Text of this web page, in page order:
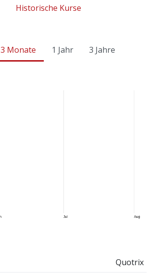
Historische Kurse
3 Monate 1 Jahr
3 Jahre
Quotrix